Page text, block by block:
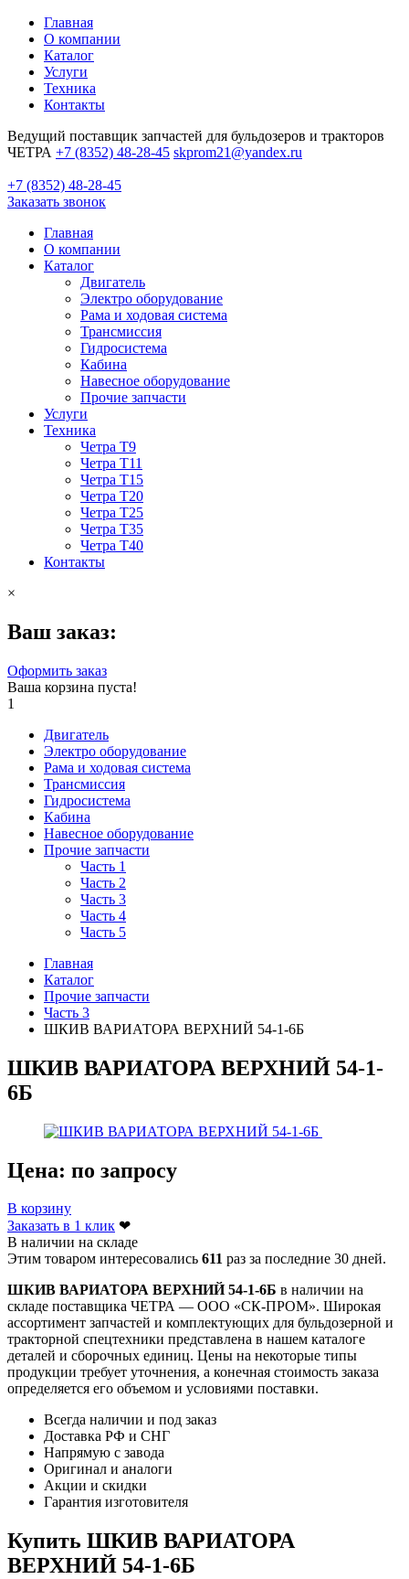
Главная
О компании
Каталог
Услуги
Техника
Контакты
Ведущий поставщик запчастей для бульдозеров и тракторов
ЧЕТРА +7 (8352) 48-28-45 skprom21@yandex.ru
+7 (8352) 48-28-45
Заказать звонок
Главная
О компании
Каталог
Двигатель
Электро оборудование
Рама и ходовая система
Трансмиссия
Гидросистема
Кабина
Навесное оборудование
Прочие запчасти
Услуги
Техника
Четра Т9
Четра Т11
Четра Т15
Четра Т20
Четра Т25
Четра Т35
Четра Т40
Контакты
×
Ваш заказ:
Оформить заказ
Ваша корзина пуста!
1
Двигатель
Электро оборудование
Рама и ходовая система
Трансмиссия
Гидросистема
Кабина
Навесное оборудование
Прочие запчасти
Часть 1
Часть 2
Часть 3
Часть 4
Часть 5
Главная
Каталог
Прочие запчасти
Часть 3
ШКИВ ВАРИАТОРА ВЕРХНИЙ 54-1-6Б
ШКИВ ВАРИАТОРА ВЕРХНИЙ 54-1-
6Б
Цена: по запросу
В корзину
Заказать в 1 клик ❤
В наличии на складе
Этим товаром интересовались 611 раз за последние 30 дней.
ШКИВ ВАРИАТОРА ВЕРХНИЙ 54-1-6Б в наличии на
складе поставщика ЧЕТРА — ООО «СК-ПРОМ». Широкая
ассортимент запчастей и комплектующих для бульдозерной и
тракторной спецтехники представлена в нашем каталоге
деталей и сборочных единиц. Цены на некоторые типы
продукции требует уточнения, а конечная стоимость заказа
определяется его объемом и условиями поставки.
Всегда наличии и под заказ
Доставка РФ и СНГ
Напрямую с завода
Оригинал и аналоги
Акции и скидки
Гарантия изготовителя
Купить ШКИВ ВАРИАТОРА
ВЕРХНИЙ 54-1-6Б